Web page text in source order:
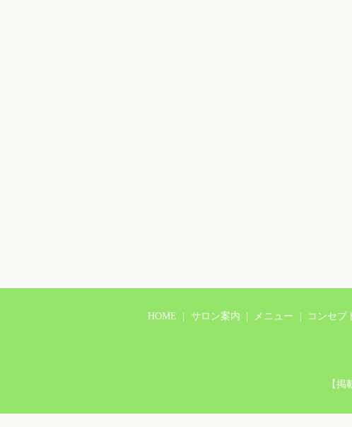
HOME サロン案内 メニュー コンセプ
【